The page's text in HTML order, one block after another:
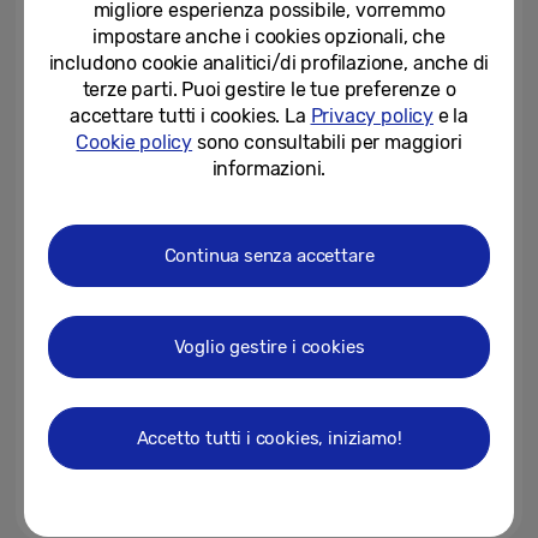
PER LA MILANO DESIGN WEEK...
17-04-2026
Samsung porta “Design is an Act
of Love” alla Milano Design Week
2026
Samsung presenta ‘Newfound
Week 2024
15-04-2024
Essential∙Innovative∙Harmoniou
s: una nuova Design Identity...
migliore esperienza possibile, vorremmo
impostare anche i cookies opzionali, che
includono cookie analitici/di profilazione, anche di
terze parti. Puoi gestire le tue preferenze o
accettare tutti i cookies. La Privacy policye la
Cookie policy sono consultabili per maggiori
informazioni.
Continua senza accettare
Voglio gestire i cookies
Accetto tutti i cookies, iniziamo!